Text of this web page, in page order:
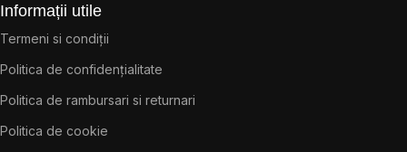
Informații utile
Termeni si condiții
Politica de confidențialitate
Politica de rambursari si returnari
Politica de cookie